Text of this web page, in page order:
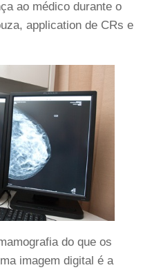
ao médico durante o
application de CRs e
do que os
imagem digital é a